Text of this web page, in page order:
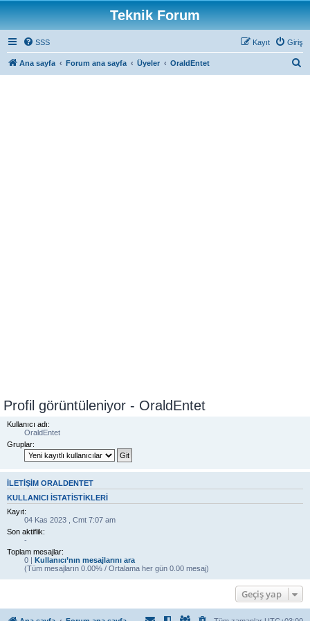
Teknik Forum
SSS Giriş
Kayıt
Ana sayfa Forum ana sayfa Üyeler OraldEntet
Profil görüntüleniyor - OraldEntet
Kullanıcı adı:
OraldEntet
Gruplar:
İLETIŞIM ORALDENTET
KULLANICI ISTATISTIKLERI
Kayıt:
04 Kas 2023 , Cmt 7:07 am
Son aktiflik:
-
Toplam mesajlar:
0 | Kullanıcı’nın mesajlarını ara
(Tüm mesajların 0.00% / Ortalama her gün 0.00 mesaj)
Geçiş yap